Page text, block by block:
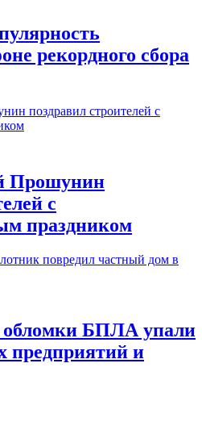
рекордного сбора
Прошунин
с
праздником
обломки БПЛА упали
предприятий и